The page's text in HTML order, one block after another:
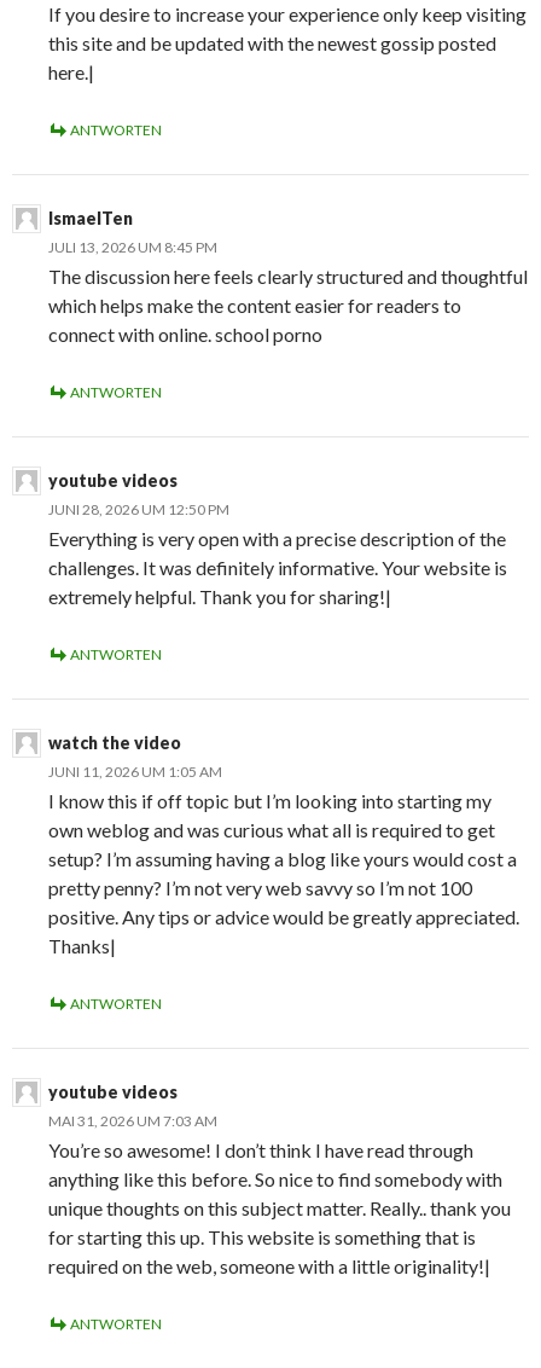
If you desire to increase your experience only keep visiting
this site and be updated with the newest gossip posted
here.|
ANTWORTEN
IsmaelTen
JULI 13, 2026 UM 8:45 PM
The discussion here feels clearly structured and thoughtful
which helps make the content easier for readers to
connect with online. school porno
ANTWORTEN
youtube videos
JUNI 28, 2026 UM 12:50 PM
Everything is very open with a precise description of the
challenges. It was definitely informative. Your website is
extremely helpful. Thank you for sharing!|
ANTWORTEN
watch the video
JUNI 11, 2026 UM 1:05 AM
I know this if off topic but I’m looking into starting my
own weblog and was curious what all is required to get
setup? I’m assuming having a blog like yours would cost a
pretty penny? I’m not very web savvy so I’m not 100
positive. Any tips or advice would be greatly appreciated.
Thanks|
ANTWORTEN
youtube videos
MAI 31, 2026 UM 7:03 AM
You’re so awesome! I don’t think I have read through
anything like this before. So nice to find somebody with
unique thoughts on this subject matter. Really.. thank you
for starting this up. This website is something that is
required on the web, someone with a little originality!|
ANTWORTEN